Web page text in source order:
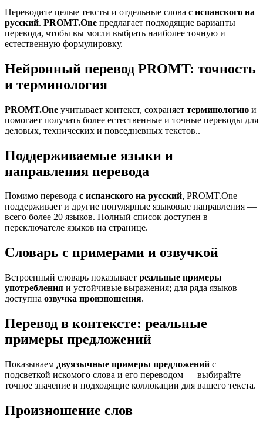
Переводите целые тексты и отдельные слова с испанского на
русский. PROMT.One предлагает подходящие варианты
перевода, чтобы вы могли выбрать наиболее точную и
естественную формулировку.
Нейронный перевод PROMT: точность
и терминология
PROMT.One учитывает контекст, сохраняет терминологию и
помогает получать более естественные и точные переводы для
деловых, технических и повседневных текстов..
Поддерживаемые языки и
направления перевода
Помимо перевода с испанского на русский, PROMT.One
поддерживает и другие популярные языковые направления —
всего более 20 языков. Полный список доступен в
переключателе языков на странице.
Словарь с примерами и озвучкой
Встроенный словарь показывает реальные примеры
употребления и устойчивые выражения; для ряда языков
доступна озвучка произношения.
Перевод в контексте: реальные
примеры предложений
Показываем двуязычные примеры предложений с
подсветкой искомого слова и его переводом — выбирайте
точное значение и подходящие коллокации для вашего текста.
Произношение слов